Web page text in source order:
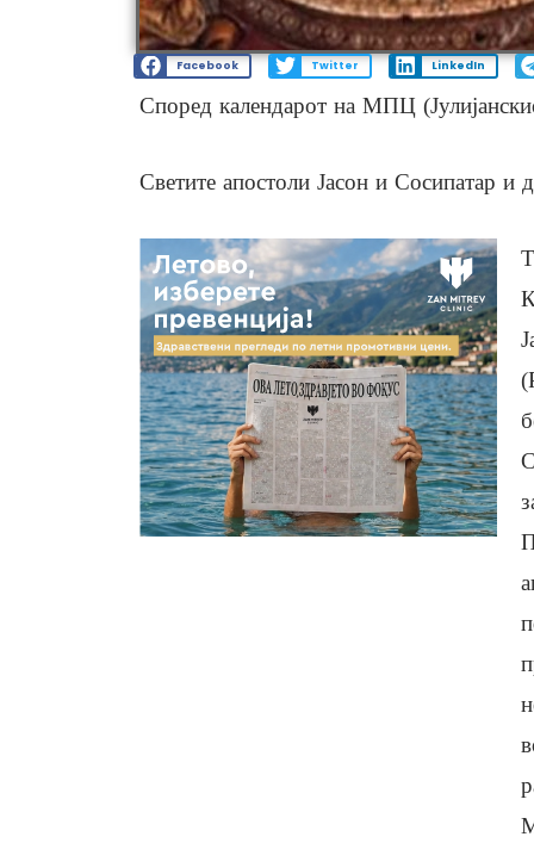
Facebook Twitter LinkedIn
Според календарот на МПЦ
Светите апостоли Јасон и Сосипатар и